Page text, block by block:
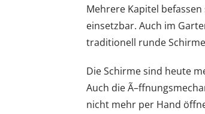
Mehrere Kapitel
einsetzbar. Auch im
traditionell runde
Die Schirme sind heute
Auch die
nicht mehr per Hand